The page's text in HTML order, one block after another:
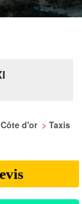
d'or > Taxis